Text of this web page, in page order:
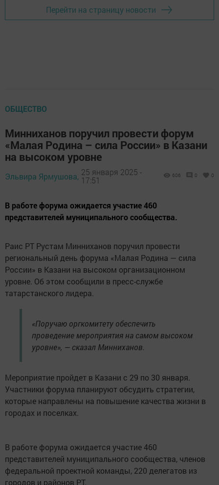
Перейти на страницу новости
ОБЩЕСТВО
Минниханов поручил провести форум
«Малая Родина – сила России» в Казани
на высоком уровне
Эльвира Ярмушова, 25 января 2025 -
17:51
606 0 0
В работе форума ожидается участие 460
представителей муниципального сообщества.
Раис РТ Рустам Минниханов поручил провести
региональный день форума «Малая Родина — сила
России» в Казани на высоком организационном
уровне. Об этом сообщили в пресс-службе
татарстанского лидера.
«Поручаю оргкомитету обеспечить
проведение мероприятия на самом высоком
уровне», — сказал Минниханов.
Мероприятие пройдет в Казани с 29 по 30 января.
Участники форума планируют обсудить стратегии,
которые направлены на повышение качества жизни в
городах и поселках.
В работе форума ожидается участие 460
представителей муниципального сообщества, членов
федеральной проектной команды, 220 делегатов из
городов и районов РТ.